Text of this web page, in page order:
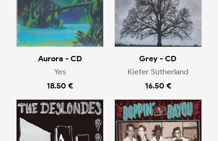
Aurora - CD
Yes
18.50 €
Grey - CD
Kiefer Sutherland
16.50 €